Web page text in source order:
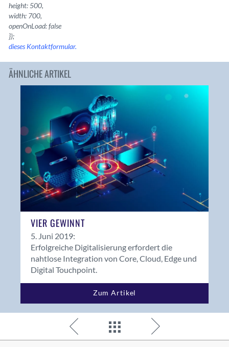
height: 500,
width: 700,
openOnLoad: false
});
dieses Kontaktformular.
ÄHNLICHE ARTIKEL
VIER GEWINNT
5. Juni 2019:
Erfolgreiche Digitalisierung erfordert die
nahtlose Integration von Core, Cloud, Edge und
Digital Touchpoint.
Zum Artikel